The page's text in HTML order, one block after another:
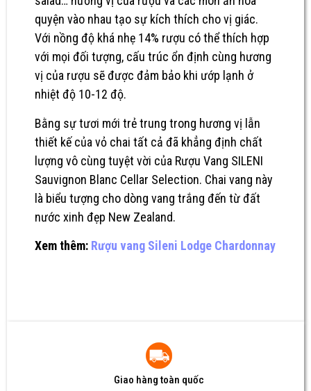
quyện vào nhau tạo sự kích thích cho vị giác.
Với nồng độ khá nhẹ 14% rượu có thể thích hợp
với mọi đối tượng, cấu trúc ổn định cùng hương
vị của rượu sẽ được đảm bảo khi ướp lạnh ở
nhiệt độ 10-12 độ.
Bằng sự tươi mới trẻ trung trong hương vị lẫn
thiết kế của vỏ chai tất cả đã khẳng định chất
lượng vô cùng tuyệt vời của Rượu Vang SILENI
Sauvignon Blanc Cellar Selection. Chai vang này
là biểu tượng cho dòng vang trắng đến từ đất
nước xinh đẹp New Zealand.
Xem thêm: Rượu vang Sileni Lodge Chardonnay
Giao hàng toàn quốc